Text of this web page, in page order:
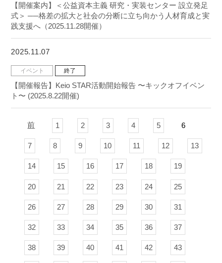
【開催案内】＜公益資本主義 研究・実装センター 設立発足
式＞ ──格差の拡大と社会の分断に立ち向かう人材育成と実
践支援へ（2025.11.28開催）
2025.11.07
イベント 終了
【開催報告】Keio STAR活動開始報告 〜キックオフイベン
ト〜 (2025.8.22開催)
前 1 2 3 4 5 6
7 8 9 10 11 12 13
14 15 16 17 18 19
20 21 22 23 24 25
26 27 28 29 30 31
32 33 34 35 36 37
38 39 40 41 42 43